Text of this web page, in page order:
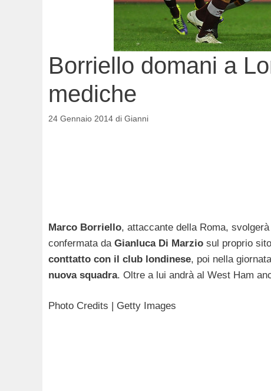
Borriello domani a
mediche
24 Gennaio 2014 di Gianni
Marco Borriello, attaccante della Roma,
confermata da Gianluca Di Marzio sul proprio
conttatto con il club londinese, poi nella
nuova squadra. Oltre a lui andrà al West Ham
Photo Credits | Getty Images